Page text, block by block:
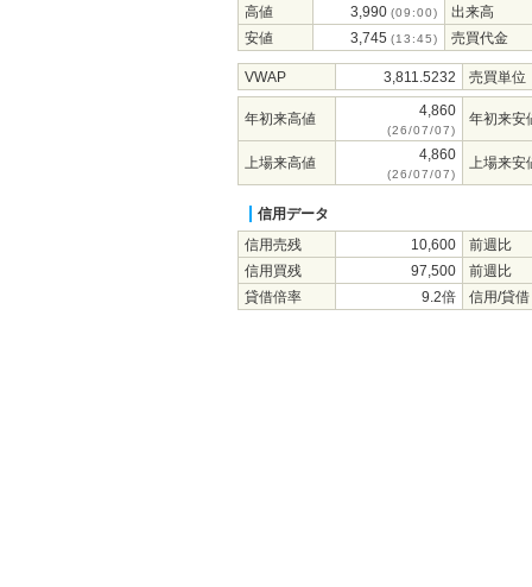
高値
3,990 (09:00)
出来高
安値
3,745 (13:45) 売買代金
VWAP 3,811.5232 売買単位
年初来高値 4,860
(26/07/07)
年初来安
上場来高値 4,860
(26/07/07)
上場来安
信用データ
信用売残
10,600
前週比
信用買残
97,500
前週比
貸借倍率
9.2倍 信用/貸借